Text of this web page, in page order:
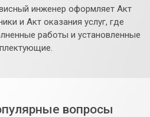
инженер оформляет Акт
и Акт оказания услуг, где
работы и установленные
вопросы